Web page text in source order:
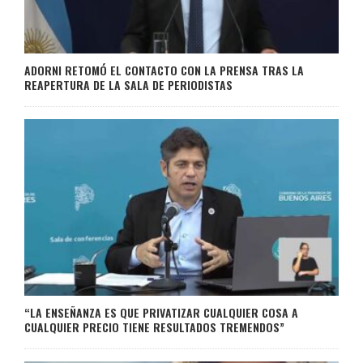
ADORNI RETOMÓ EL CONTACTO CON LA PRENSA TRAS LA
REAPERTURA DE LA SALA DE PERIODISTAS
“LA ENSEÑANZA ES QUE PRIVATIZAR CUALQUIER COSA A
CUALQUIER PRECIO TIENE RESULTADOS TREMENDOS”